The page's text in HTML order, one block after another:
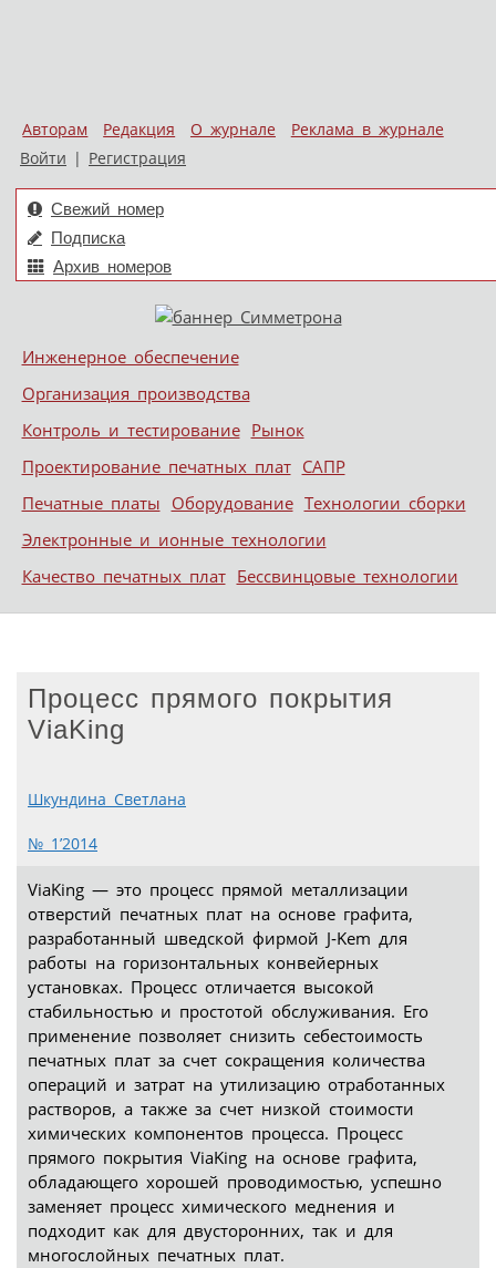
Авторам Редакция О журнале
Реклама в журнале
Войти | Регистрация
Свежий номер
Подписка
Архив номеров
Меню
Skip to content
Инженерное обеспечение
Организация производства
Контроль и тестирование Рынок
Проектирование печатных плат САПР
Печатные платы Оборудование Технологии сборки
Электронные и ионные технологии
Качество печатных плат Бессвинцовые технологии
Процесс прямого покрытия
ViaKing
Шкундина Светлана
№ 1’2014
ViaKing — это процесс прямой металлизации
отверстий печатных плат на основе графита,
разработанный шведской фирмой J‑Kem для
работы на горизонтальных конвейерных
установках. Процесс отличается высокой
стабильностью и простотой обслуживания. Его
применение позволяет снизить себестоимость
печатных плат за счет сокращения количества
операций и затрат на утилизацию отработанных
растворов, а также за счет низкой стоимости
химических компонентов процесса. Процесс
прямого покрытия ViaKing на основе графита,
обладающего хорошей проводимостью, успешно
заменяет процесс химического меднения и
подходит как для двусторонних, так и для
многослойных печатных плат.